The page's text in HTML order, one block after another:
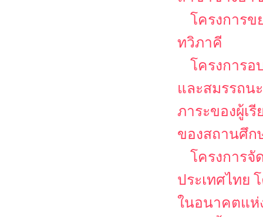
โครงการข
ทวิภาคี
โครงการ
และสมรรถน
ภาระของผู้เ
ของสถานศึก
โครงการ
ประเทศไทย
ในอนาคตแห่